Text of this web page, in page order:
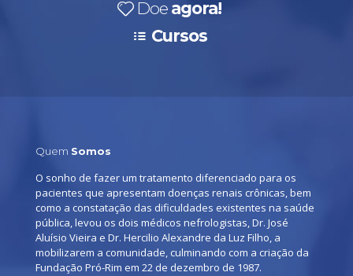
Doe agora!
Cursos
Quem Somos
O sonho de fazer um tratamento diferenciado para os
pacientes que apresentam doenças renais crônicas, bem
como a constatação das dificuldades existentes na saúde
pública, levou os dois médicos nefrologistas, Dr. José
Aluísio Vieira e Dr. Hercilio Alexandre da Luz Filho, a
mobilizarem a comunidade, culminando com a criação da
Fundação Pró-Rim em 22 de dezembro de 1987.